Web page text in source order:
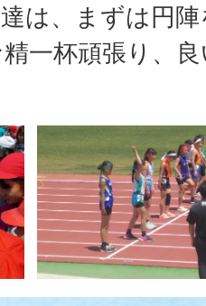
は、まずは円
一杯頑張り、